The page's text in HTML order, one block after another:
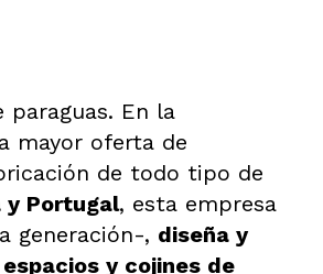
En la
mayor oferta de
de todo tipo de
y Portugal, esta empresa
generación-, diseña y
y cojines de